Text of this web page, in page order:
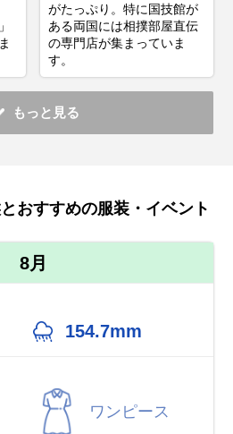
がたっぷり。特に国技館が
ある両国には相撲部屋直伝
の専門店が集まっていま
す。
もっと見る
おすすめの服装・イベント
8月
154.7mm
ワンピース